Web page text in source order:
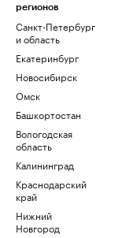
регионов
Санкт-Петербург
и область
Екатеринбург
Новосибирск
Омск
Башкортостан
Вологодская
область
Калининград
Краснодарский
край
Нижний
Новгород